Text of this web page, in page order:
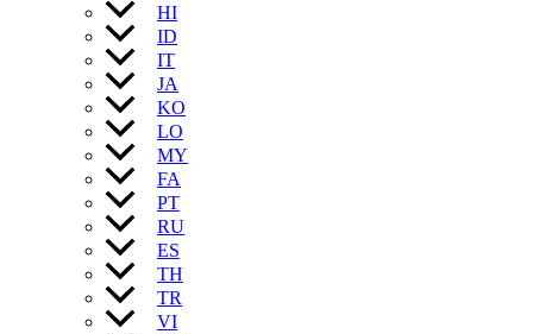
HI
ID
IT
JA
KO
LO
MY
FA
PT
RU
ES
TH
TR
VI